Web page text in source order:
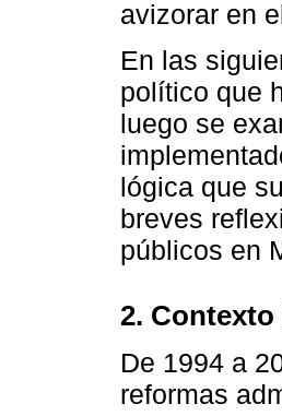
avizorar en
En las
político que
luego se
lógica que
breves
públicos en
2.
De 1994 a
reformas